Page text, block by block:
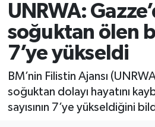
UNRWA:
soğuktan ölen
7’ye yükseldi
BM’nin Filistin Ajansı
soğuktan dolayı hayatını
sayısının 7’ye yükseldiğini
Asayiş
Bilim ve Teknoloji
Çevre
Süper Lig Puan Durumu
Tüm Manşetler
Son Dakika Haberleri